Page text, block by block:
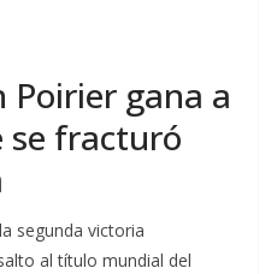
gana a
se fracturó
segunda victoria
al título mundial del